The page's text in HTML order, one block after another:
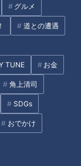
グルメ
道との遭遇
TUNE お金
角上清司
SDGs
おでかけ
尾頭橋だけ愛さ
最中』をいただ
ャント！】
ナナフシギ